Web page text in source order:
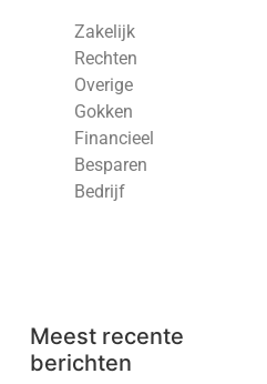
Zakelijk
Rechten
Overige
Gokken
Financieel
Besparen
Bedrijf
Meest recente
berichten